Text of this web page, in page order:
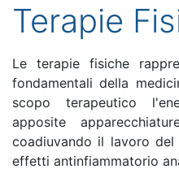
Terapie
Le terapie fisiche
fondamentali della
scopo terapeutico
apposite
coadiuvando il lavoro
effetti antinfiammatorio